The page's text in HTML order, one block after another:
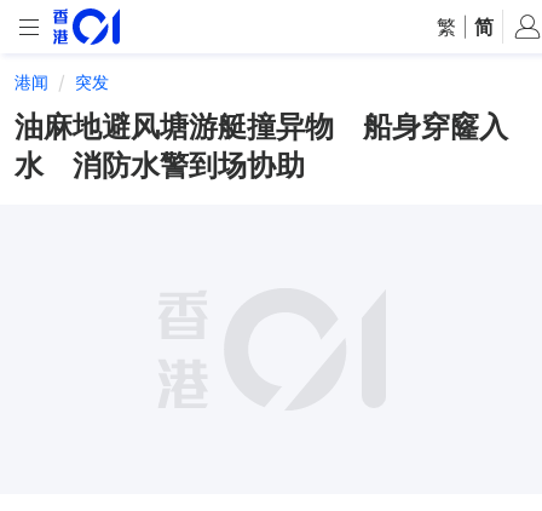
繁 简
港闻 突发
油麻地避风塘游艇撞异物 船身穿窿入
水 消防水警到场协助